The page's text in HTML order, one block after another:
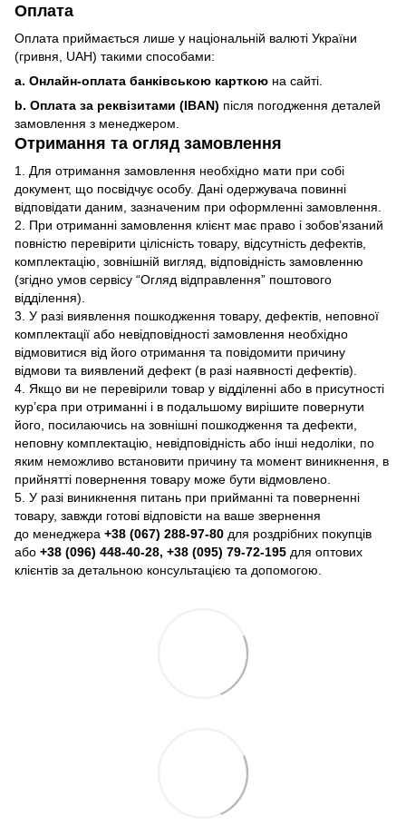
Оплата
Оплата приймається лише у національній валюті України
(гривня, UAH) такими способами:
a. Онлайн-оплата банківською карткою на сайті.
b. Оплата за реквізитами (IBAN) після погодження деталей
замовлення з менеджером.
Отримання та огляд замовлення
1. Для отримання замовлення необхідно мати при собі
документ, що посвідчує особу. Дані одержувача повинні
відповідати даним, зазначеним при оформленні замовлення.
2. При отриманні замовлення клієнт має право і зобов’язаний
повністю перевірити цілісність товару, відсутність дефектів,
комплектацію, зовнішній вигляд, відповідність замовленню
(згідно умов сервісу “Огляд відправлення” поштового
відділення).
3. У разі виявлення пошкодження товару, дефектів, неповної
комплектації або невідповідності замовлення необхідно
відмовитися від його отримання та повідомити причину
відмови та виявлений дефект (в разі наявності дефектів).
4. Якщо ви не перевірили товар у відділенні або в присутності
кур’єра при отриманні і в подальшому вирішите повернути
його, посилаючись на зовнішні пошкодження та дефекти,
неповну комплектацію, невідповідність або інші недоліки, по
яким неможливо встановити причину та момент виникнення, в
прийнятті повернення товару може бути відмовлено.
5. У разі виникнення питань при прийманні та поверненні
товару, завжди готові відповісти на ваше звернення
до менеджера +38 (067) 288-97-80 для роздрібних покупців
або +38 (096) 448-40-28, +38 (095) 79-72-195 для оптових
клієнтів за детальною консультацією та допомогою.